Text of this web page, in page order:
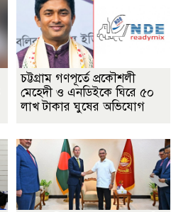
চট্টগ্রাম গণপূর্তে প্রকৌশলী
মেহেদী ও এনডিইকে ঘিরে ৫০
লাখ টাকার ঘুষের অভিযোগ